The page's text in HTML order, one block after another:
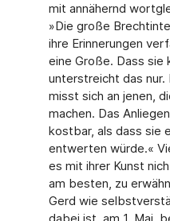
mit annähernd
»Die große
ihre Erinnerungen
eine Große. Dass sie
unterstreicht das nur.
misst sich an jenen,
machen. Das
kostbar, als dass sie
entwerten würde.«
es mit ihrer Kunst
am besten, zu
Gerd wie